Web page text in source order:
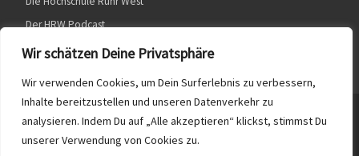
Wir schätzen Deine Privatsphäre
Wir verwenden Cookies, um Dein Surferlebnis zu verbessern,
Inhalte bereitzustellen und unseren Datenverkehr zu
analysieren. Indem Du auf „Alle akzeptieren“ klickst, stimmst Du
unserer Verwendung von Cookies zu.
Der HRW Podcast
© 2026HRW FabLab– Alle Rechte vorbehalten
Präsentiert vonWP – Entworfen mit dem